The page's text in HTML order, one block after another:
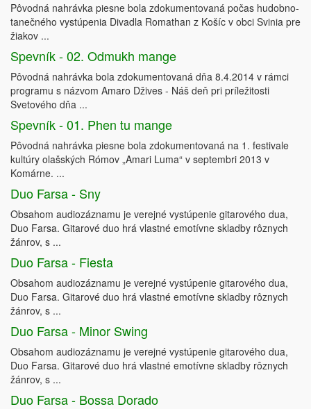
Pôvodná nahrávka piesne bola zdokumentovaná počas hudobno-
tanečného vystúpenia Divadla Romathan z Košíc v obci Svinia pre
žiakov ...
Spevník - 02. Odmukh mange
Pôvodná nahrávka bola zdokumentovaná dňa 8.4.2014 v rámci
programu s názvom Amaro Džives - Náš deň pri príležitosti
Svetového dňa ...
Spevník - 01. Phen tu mange
Pôvodná nahrávka piesne bola zdokumentovaná na 1. festivale
kultúry olašských Rómov „Amari Luma“ v septembri 2013 v
Komárne. ...
Duo Farsa - Sny
Obsahom audiozáznamu je verejné vystúpenie gitarového dua,
Duo Farsa. Gitarové duo hrá vlastné emotívne skladby rôznych
žánrov, s ...
Duo Farsa - Fiesta
Obsahom audiozáznamu je verejné vystúpenie gitarového dua,
Duo Farsa. Gitarové duo hrá vlastné emotívne skladby rôznych
žánrov, s ...
Duo Farsa - Minor Swing
Obsahom audiozáznamu je verejné vystúpenie gitarového dua,
Duo Farsa. Gitarové duo hrá vlastné emotívne skladby rôznych
žánrov, s ...
Duo Farsa - Bossa Dorado